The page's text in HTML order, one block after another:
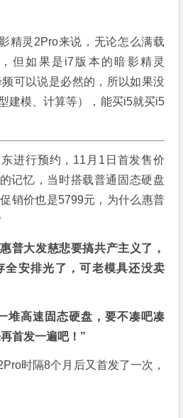
精灵2Pro来说，无论怎么满载
但如果是i7版本的暗影精灵
可以说是必然的，所以如果没
建模、计算等），能买i5就买i5
进行预约，11月1日首发售价
记忆，当时搭载普通固态硬盘
销价也是5799元，为什么惠普
普大发慈悲要搞共产主义了，
全安排光了，可老模具还没卖
堆高速固态硬盘，要不凑吧凑
首发一遍吧！”
时隔8个月后又首发了一次，